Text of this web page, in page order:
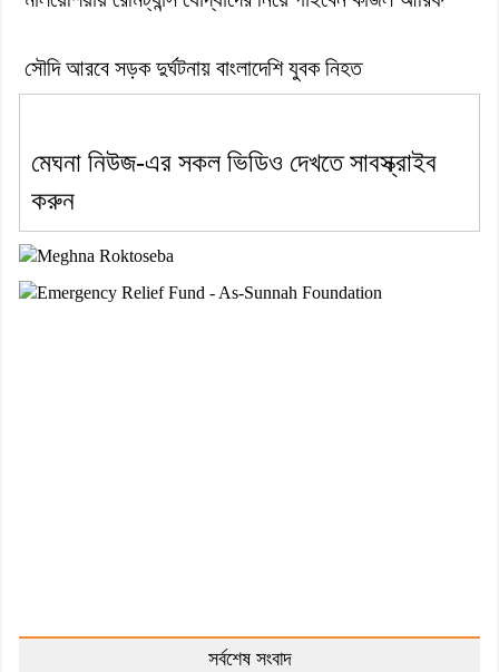
সৌদি আরবে সড়ক দুর্ঘটনায় বাংলাদেশি যুবক নিহত
মেঘনা নিউজ-এর সকল ভিডিও দেখতে সাবস্ক্রাইব
করুন
সর্বশেষ সংবাদ